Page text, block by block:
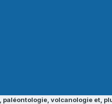
volcanologie et,